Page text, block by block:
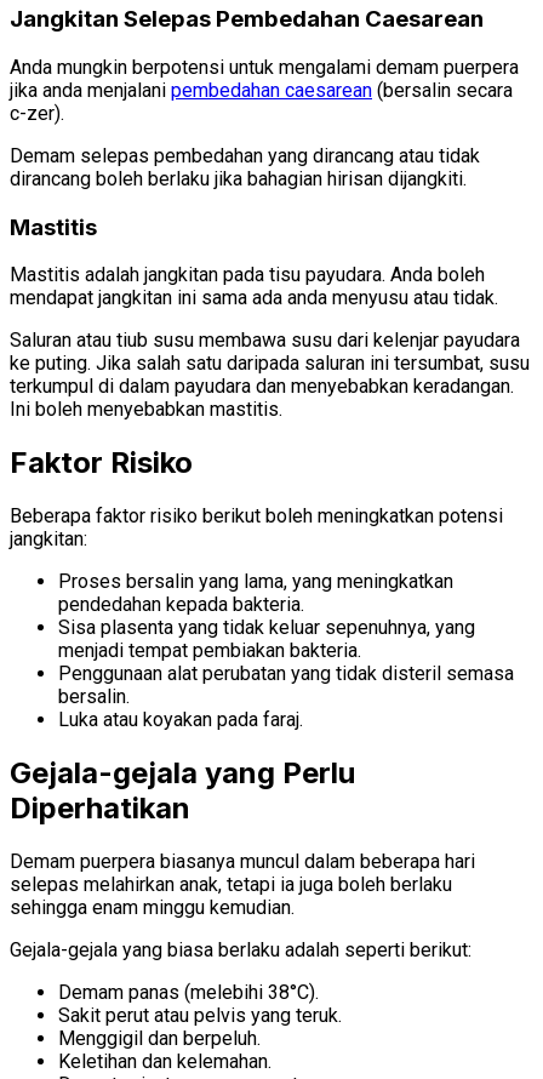
Jangkitan Selepas Pembedahan Caesarean
Anda mungkin berpotensi untuk mengalami demam puerpera
jika anda menjalani pembedahan caesarean (bersalin secara
c-zer).
Demam selepas pembedahan yang dirancang atau tidak
dirancang boleh berlaku jika bahagian hirisan dijangkiti.
Mastitis
Mastitis adalah jangkitan pada tisu payudara. Anda boleh
mendapat jangkitan ini sama ada anda menyusu atau tidak.
Saluran atau tiub susu membawa susu dari kelenjar payudara
ke puting. Jika salah satu daripada saluran ini tersumbat, susu
terkumpul di dalam payudara dan menyebabkan keradangan.
Ini boleh menyebabkan mastitis.
Faktor Risiko
Beberapa faktor risiko berikut boleh meningkatkan potensi
jangkitan:
Proses bersalin yang lama, yang meningkatkan
pendedahan kepada bakteria.
Sisa plasenta yang tidak keluar sepenuhnya, yang
menjadi tempat pembiakan bakteria.
Penggunaan alat perubatan yang tidak disteril semasa
bersalin.
Luka atau koyakan pada faraj.
Gejala-gejala yang Perlu
Diperhatikan
Demam puerpera biasanya muncul dalam beberapa hari
selepas melahirkan anak, tetapi ia juga boleh berlaku
sehingga enam minggu kemudian.
Gejala-gejala yang biasa berlaku adalah seperti berikut:
Demam panas (melebihi 38°C).
Sakit perut atau pelvis yang teruk.
Menggigil dan berpeluh.
Keletihan dan kelemahan.